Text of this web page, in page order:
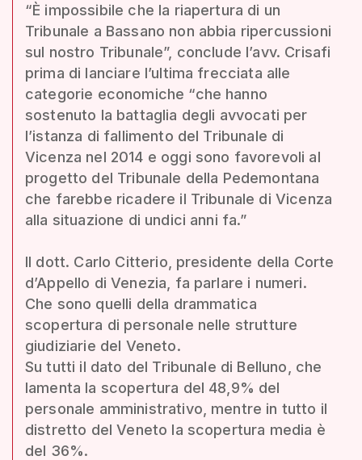
“È impossibile che la riapertura di un
Tribunale a Bassano non abbia ripercussioni
sul nostro Tribunale”, conclude l’avv. Crisafi
prima di lanciare l’ultima frecciata alle
categorie economiche “che hanno
sostenuto la battaglia degli avvocati per
l’istanza di fallimento del Tribunale di
Vicenza nel 2014 e oggi sono favorevoli al
progetto del Tribunale della Pedemontana
che farebbe ricadere il Tribunale di Vicenza
alla situazione di undici anni fa.”
Il dott. Carlo Citterio, presidente della Corte
d’Appello di Venezia, fa parlare i numeri.
Che sono quelli della drammatica
scopertura di personale nelle strutture
giudiziarie del Veneto.
Su tutti il dato del Tribunale di Belluno, che
lamenta la scopertura del 48,9% del
personale amministrativo, mentre in tutto il
distretto del Veneto la scopertura media è
del 36%.